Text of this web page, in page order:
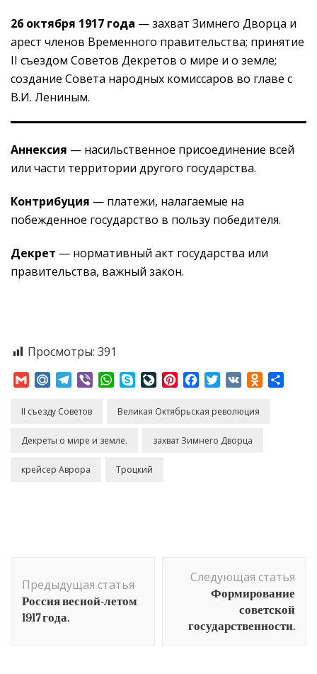
26 октября 1917 года — захват Зимнего Дворца и
арест членов Временного правительства; принятие
II съездом Советов Декретов о мире и о земле;
создание Совета народных комиссаров во главе с
В.И. Лениным.
Аннексия — насильственное присоединение всей
или части территории другого государства.
Контрибуция — платежи, налагаемые на
побежденное государство в пользу победителя.
Декрет — нормативный акт государства или
правительства, важный закон.
Просмотры: 391
GmailMail.RuTelegram
Viber WhatsApp
SkypeLiveJournal
PinterestFacebookTwitter
VK
II съезду Советов Великая Октябрьская революция
Декреты о мире и земле. захват Зимнего Дворца
крейсер Аврора Троцкий
по
записям
Предыдущая статья
Россия весной-летом
1917 года.
Следующая статья
Формирование
советской
государственности.